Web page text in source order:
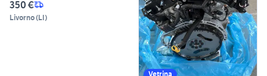
350 €
Livorno(LI)
Vetrina